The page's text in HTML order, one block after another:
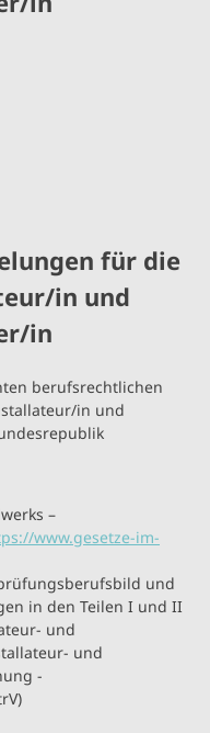
für die
in und
in
berufsrechtlichen
in und
–
www.gesetze-im-
und
in den Teilen I und II
und
und
-